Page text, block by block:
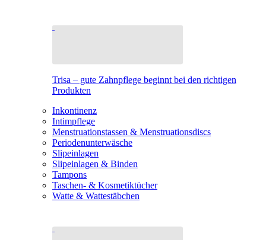
Trisa – gute Zahnpflege beginnt bei den richtigen
Produkten
Inkontinenz
Intimpflege
Menstruationstassen & Menstruationsdiscs
Periodenunterwäsche
Slipeinlagen
Slipeinlagen & Binden
Tampons
Taschen- & Kosmetiktücher
Watte & Wattestäbchen